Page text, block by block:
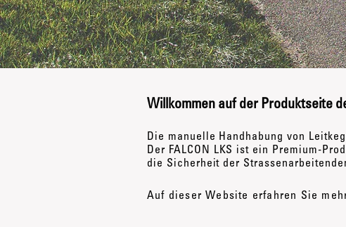
Willkommen auf der Produktseite
Die manuelle Handhabung von
Der FALCON LKS ist ein Premium-
die Sicherheit der Strassenarbeit
Auf dieser Website erfahren Sie